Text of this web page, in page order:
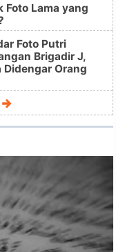
Foto Lama yang
Foto Putri
Brigadir J,
Didengar Orang